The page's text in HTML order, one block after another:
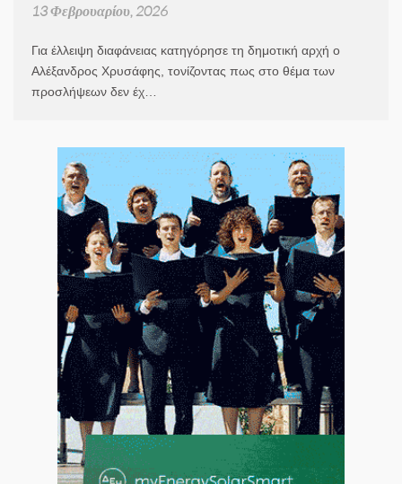
13 Φεβρουαρίου, 2026
Για έλλειψη διαφάνειας κατηγόρησε τη δημοτική αρχή ο
Αλέξανδρος Χρυσάφης, τονίζοντας πως στο θέμα των
προσλήψεων δεν έχ…